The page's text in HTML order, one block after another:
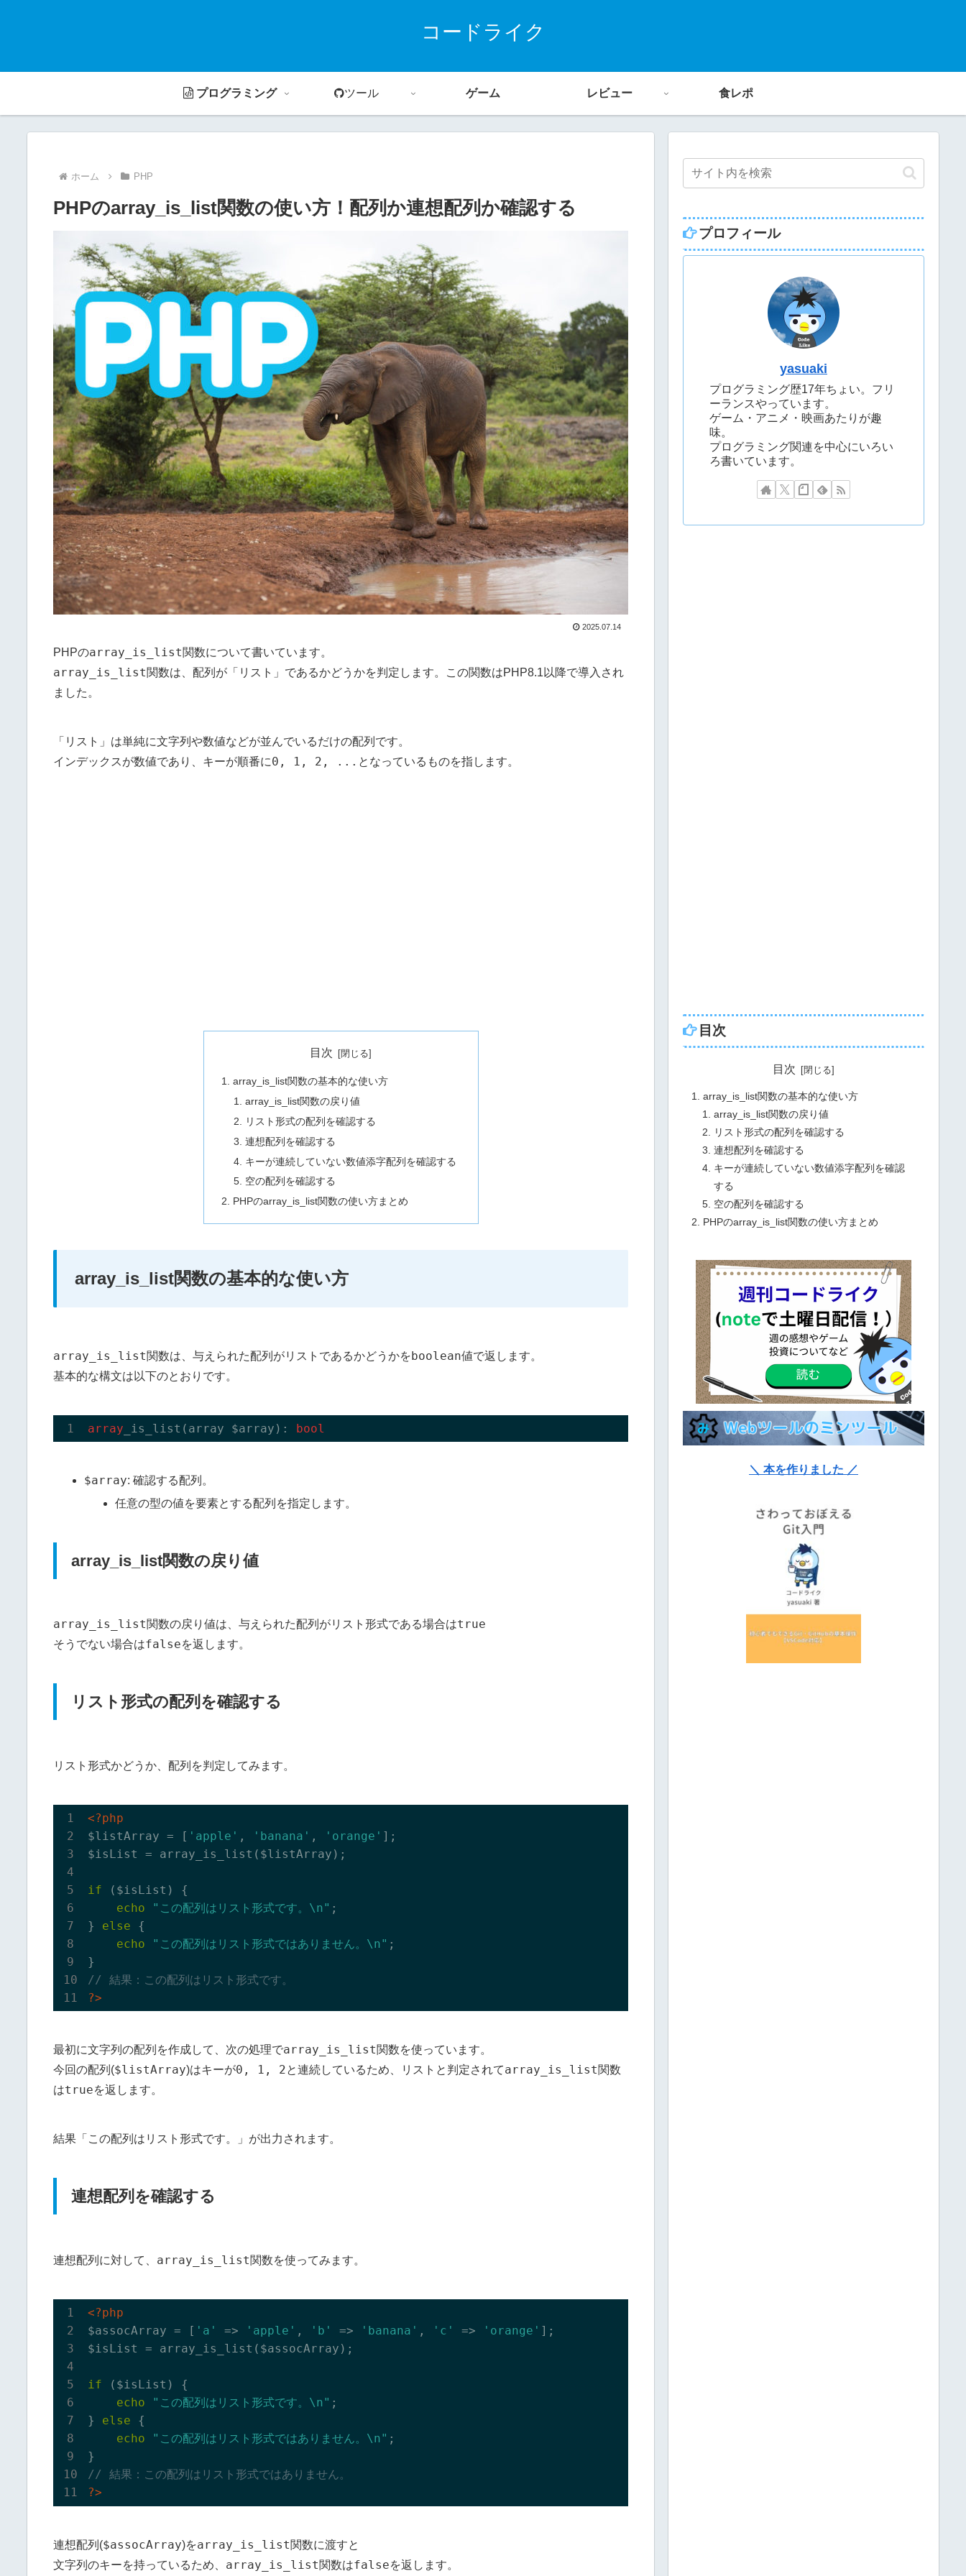
コードライク
プログラミング ツール ゲーム レビュー 食レポ
ホーム PHP
PHPのarray_is_list関数の使い方！配列か連想配列か確認する
2025.07.14
PHPのarray_is_list関数について書いています。
array_is_list関数は、配列が「リスト」であるかどうかを判定します。この関数はPHP8.1以降で導入され
ました。
「リスト」は単純に文字列や数値などが並んでいるだけの配列です。
インデックスが数値であり、キーが順番に0, 1, 2, ... となっているものを指します。
目次
array_is_list関数の基本的な使い方
array_is_list関数の戻り値
リスト形式の配列を確認する
連想配列を確認する
キーが連続していない数値添字配列を確認する
空の配列を確認する
PHPのarray_is_list関数の使い方まとめ
array_is_list関数の基本的な使い方
array_is_list関数は、与えられた配列がリストであるかどうかをboolean値で返します。
基本的な構文は以下のとおりです。
array _is_list( array $array ) : bool
$array: 確認する配列。
任意の型の値を要素とする配列を指定します。
array_is_list関数の戻り値
array_is_list関数の戻り値は、与えられた配列がリスト形式である場合はtrue
そうでない場合はfalseを返します。
リスト形式の配列を確認する
リスト形式かどうか、配列を判定してみます。
<?php
$listArray = [ 'apple' , 'banana' , 'orange' ];
$isList = array_is_list($listArray);
if ($isList) {
echo
"この配列はリスト形式です。\n" ;
} else {
echo
"この配列はリスト形式ではありません。\n" ;
// 結果：この配列はリスト形式です。
?>
最初に文字列の配列を作成して、次の処理でarray_is_list関数を使っています。
今回の配列($listArray)はキーが0, 1, 2と連続しているため、リストと判定されてarray_is_list関数
はtrueを返します。
結果「 この配列はリスト形式です。 」が出力されます。
連想配列を確認する
連想配列に対して、 array_is_list関数を使ってみます。
<?php
$assocArray = [ 'a' => 'apple' , 'b' => 'banana' , 'c' => 'orange' ];
$isList = array_is_list($assocArray);
if ($isList) {
echo
"この配列はリスト形式です。\n" ;
} else {
echo
"この配列はリスト形式ではありません。\n" ;
// 結果：この配列はリスト形式ではありません。
?>
連想配列($assocArray)をarray_is_list関数に渡すと
文字列のキーを持っているため、 array_is_list関数はfalseを返します。
プロフィール
yasuaki
プログラミング歴17年ちょい。フリ
ーランスやっています。
ゲーム・アニメ・映画あたりが趣
味。
プログラミング関連を中心にいろい
ろ書いています。
目次
目次
array_is_list関数の基本的な使い方
array_is_list関数の戻り値
リスト形式の配列を確認する
連想配列を確認する
キーが連続していない数値添字配列を確認
する
空の配列を確認する
PHPのarray_is_list関数の使い方まとめ
＼ 本を作りました ／